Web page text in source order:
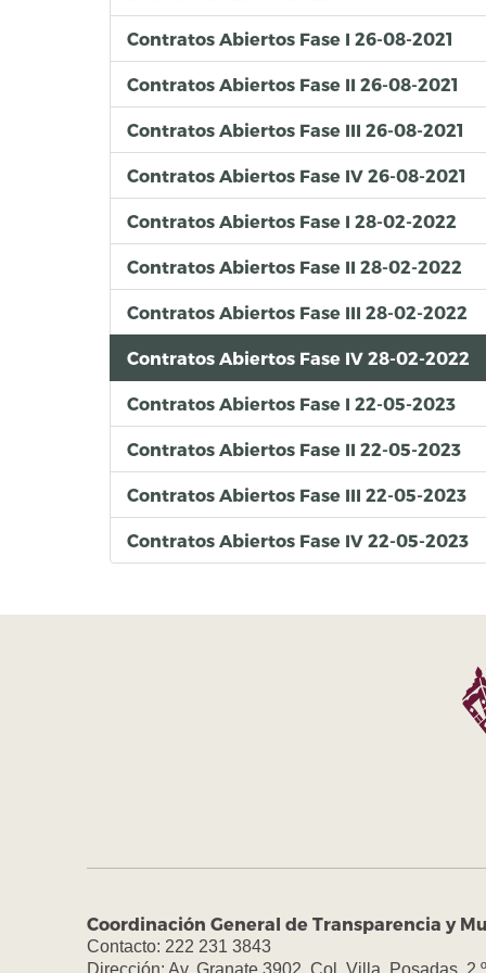
Contratos Abiertos Fase I 26-08-2021
Contratos Abiertos Fase II 26-08-2021
Contratos Abiertos Fase III 26-08-2021
Contratos Abiertos Fase IV 26-08-2021
Contratos Abiertos Fase I 28-02-2022
Contratos Abiertos Fase II 28-02-2022
Contratos Abiertos Fase III 28-02-2022
Contratos Abiertos Fase IV 28-02-2022
Contratos Abiertos Fase I 22-05-2023
Contratos Abiertos Fase II 22-05-2023
Contratos Abiertos Fase III 22-05-2023
Contratos Abiertos Fase IV 22-05-2023
Coordinación General de Transparencia y
Contacto: 222 231 3843
Dirección: Av. Granate 3902, Col. Villa, Posadas,